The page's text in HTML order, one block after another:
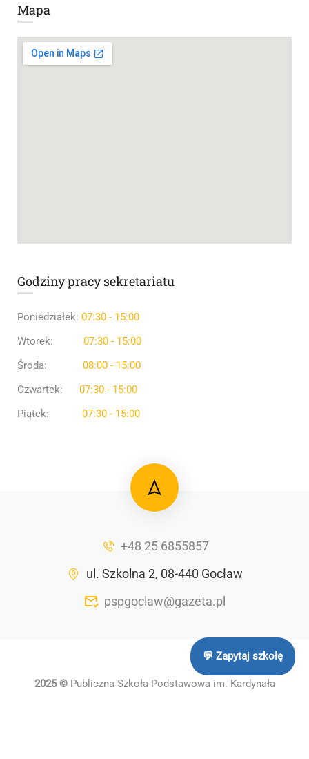
Mapa
Godziny pracy sekretariatu
Poniedziałek: 07:30 - 15:00
Wtorek: 07:30 - 15:00
Środa: 08:00 - 15:00
Czwartek: 07:30 - 15:00
Piątek: 07:30 - 15:00
+48 25 6855857
ul. Szkolna 2, 08-440 Gocław
pspgoclaw@gazeta.pl
2025 © Publiczna Szkoła Podstawowa im. Kardynała
💬 Zapytaj szkołę